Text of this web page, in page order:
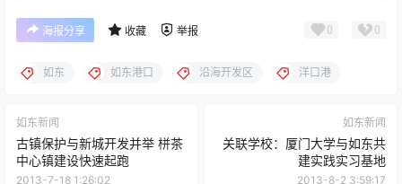
海报分享 收藏 举报 0 0
如东 如东港口 沿海开发区 洋口港
如东新闻
古镇保护与新城开发并举 栟茶
中心镇建设快速起跑
2013-7-18 1:26:02
如东新闻
关联学校：厦门大学与如东共
建实践实习基地
2013-8-2 3:59:17